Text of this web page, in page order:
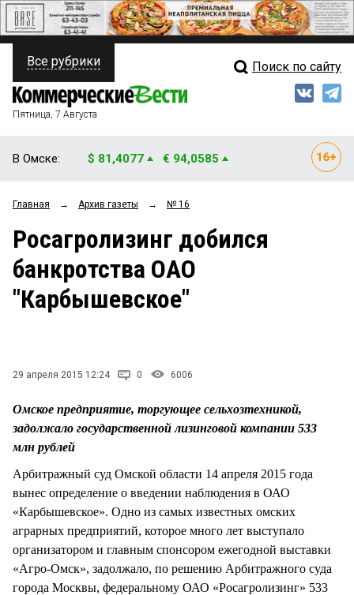
ПОЛИТИКА
ФИНАНСЫ
ОБЩЕСТВО
ЗАКОН
НОВОСТИ КОМПАНИЙ
Свежий выпуск
Рейтинги
Все рубрики Поиск по сайту
Пятница, 7 Августа
В Омске: $ 81,4077 € 94,0585
Главная → Архив газеты → № 16
Росагролизинг добился
банкротства ОАО
"Карбышевское"
29 апреля 2015 12:24 0 6006
Омское предприятие, торгующее сельхозтехникой,
задолжало государственной лизинговой компании 533
млн рублей
Арбитражный суд Омской области 14 апреля 2015 года
вынес определение о введении наблюдения в ОАО
«Карбышевское». Одно из самых известных омских
аграрных предприятий, которое много лет выступало
организатором и главным спонсором ежегодной выставки
«Агро-Омск», задолжало, по решению Арбитражного суда
города Москвы, федеральному ОАО «Росагролизинг» 533